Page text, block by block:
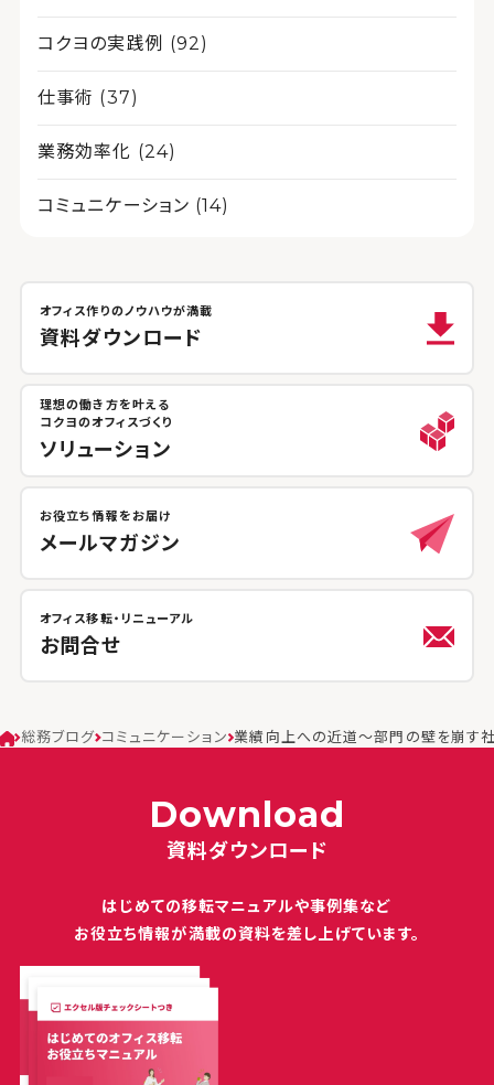
コクヨの実践例 (92)
仕事術 (37)
業務効率化 (24)
コミュニケーション (14)
オフィス作りのノウハウが満載
資料ダウンロード
理想の働き方を叶える
コクヨのオフィスづくり
ソリューション
お役立ち情報をお届け
メールマガジン
オフィス移転・リニューアル
お問合せ
総務ブログ コミュニケーション 業績向上への近道～部門の壁を崩す
Download
資料ダウンロード
はじめての移転マニュアルや事例集など
お役立ち情報が満載の資料を差し上げています。